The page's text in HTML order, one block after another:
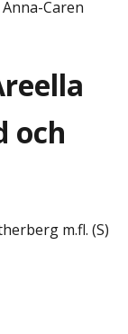
Caren
och
m.fl. (S)